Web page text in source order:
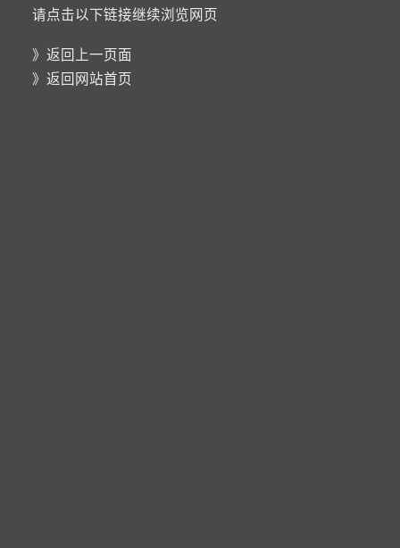
请点击以下链接继续浏览网页
》 返回上一页面
》 返回网站首页